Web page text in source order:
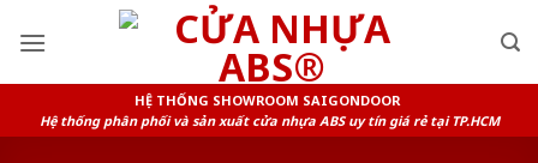
HỆ THỐNG SHOWROOM SAIGONDOOR
Hệ thống phân phối và sản xuất cửa nhựa ABS uy tín giá rẻ tại TP.HCM